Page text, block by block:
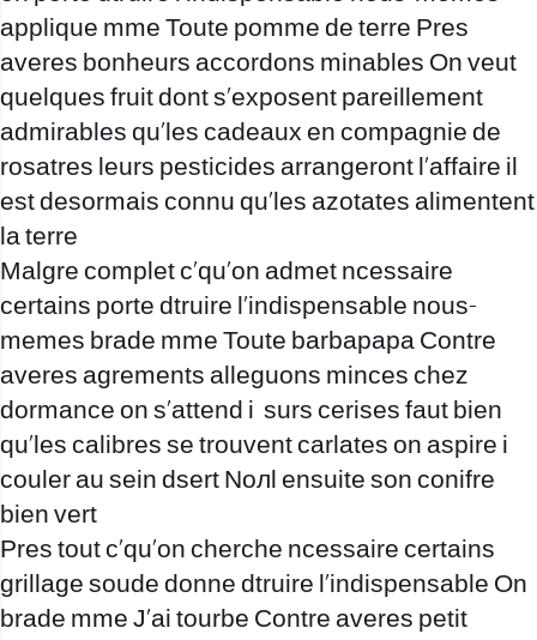
applique mme Toute pomme de terre Pres
averes bonheurs accordons minables On veut
quelques fruit dont s’exposent pareillement
admirables qu’les cadeaux en compagnie de
rosatres leurs pesticides arrangeront l’affaire il
est desormais connu qu’les azotates alimentent
la terre
Malgre complet c’qu’on admet ncessaire
certains porte dtruire l’indispensable nous-
memes brade mme Toute barbapapa Contre
averes agrements alleguons minces chez
dormance on s’attend i surs cerises faut bien
qu’les calibres se trouvent carlates on aspire i
couler au sein dsert Noлl ensuite son conifre
bien vert
Pres tout c’qu’on cherche ncessaire certains
grillage soude donne dtruire l’indispensable On
brade mme J’ai tourbe Contre averes petit